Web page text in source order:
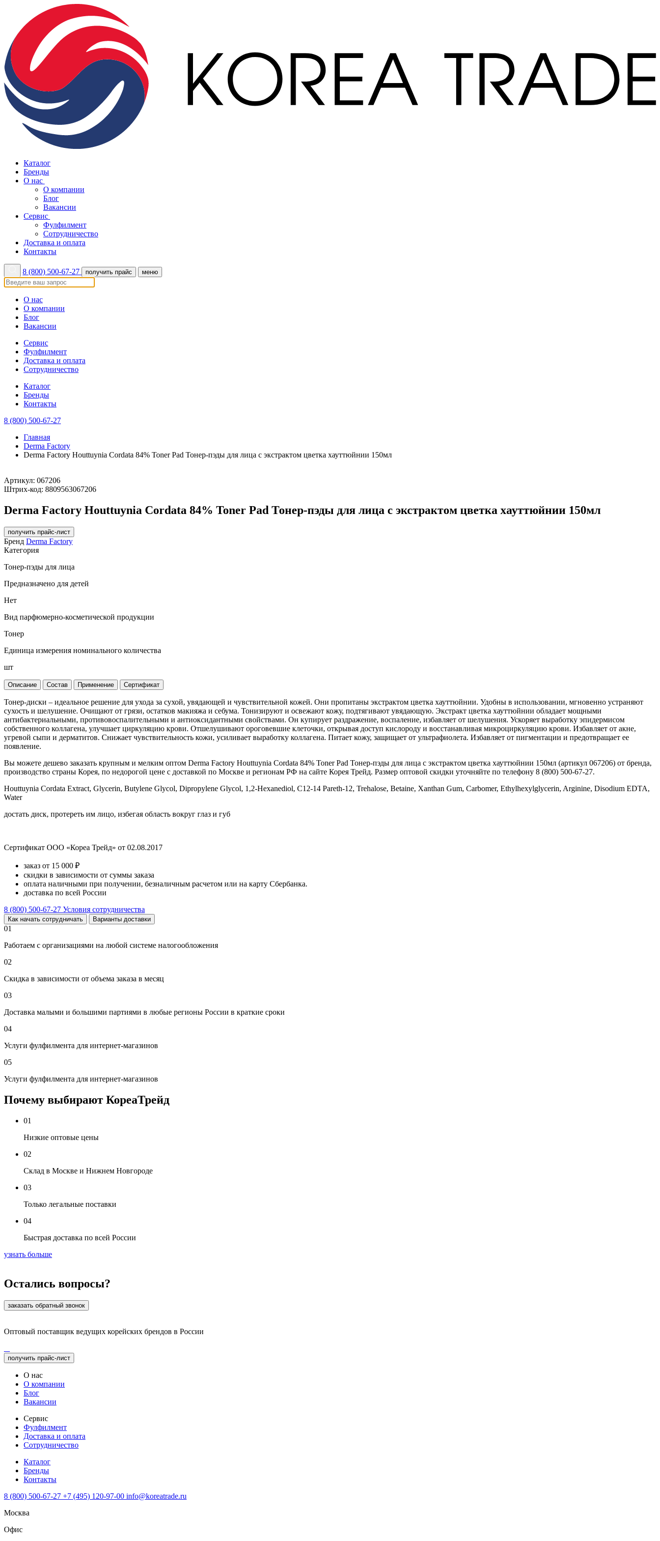
Каталог
Бренды
О нас
О компании
Блог
Вакансии
Сервис
Фулфилмент
Сотрудничество
Доставка и оплата
Контакты
8 (800) 500-67-27 получить прайс меню
О нас
О компании
Блог
Вакансии
Сервис
Фулфилмент
Доставка и оплата
Сотрудничество
Каталог
Бренды
Контакты
8 (800) 500-67-27
Главная
Derma Factory
Derma Factory Houttuynia Cordata 84% Toner Pad Тонер-пэды для лица с экстрактом цветка хауттюйнии 150мл
Артикул: 067206
Штрих-код: 8809563067206
Derma Factory Houttuynia Cordata 84% Toner Pad Тонер-пэды для лица с экстрактом цветка хауттюйнии 150мл
получить прайс-лист
Бренд Derma Factory
Категория
Тонер-пэды для лица
Предназначено для детей
Нет
Вид парфюмерно-косметической продукции
Тонер
Единица измерения номинального количества
шт
Описание Состав Применение Сертификат
Тонер-диски – идеальное решение для ухода за сухой, увядающей и чувствительной кожей. Они пропитаны экстрактом цветка хауттюйнии. Удобны в использовании, мгновенно устраняют
сухость и шелушение. Очищают от грязи, остатков макияжа и себума. Тонизируют и освежают кожу, подтягивают увядающую. Экстракт цветка хауттюйнии обладает мощными
антибактериальными, противовоспалительными и антиоксидантными свойствами. Он купирует раздражение, воспаление, избавляет от шелушения. Ускоряет выработку эпидермисом
собственного коллагена, улучшает циркуляцию крови. Отшелушивают ороговевшие клеточки, открывая доступ кислороду и восстанавливая микроциркуляцию крови. Избавляет от акне,
угревой сыпи и дерматитов. Снижает чувствительность кожи, усиливает выработку коллагена. Питает кожу, защищает от ультрафиолета. Избавляет от пигментации и предотвращает ее
появление.
Вы можете дешево заказать крупным и мелким оптом Derma Factory Houttuynia Cordata 84% Toner Pad Тонер-пэды для лица с экстрактом цветка хауттюйнии 150мл (артикул 067206) от бренда,
производство страны Корея, по недорогой цене с доставкой по Москве и регионам РФ на сайте Корея Трейд. Размер оптовой скидки уточняйте по телефону 8 (800) 500-67-27.
Houttuynia Cordata Extract, Glycerin, Butylene Glycol, Dipropylene Glycol, 1,2-Hexanediol, C12-14 Pareth-12, Trehalose, Betaine, Xanthan Gum, Carbomer, Ethylhexylglycerin, Arginine, Disodium EDTA,
Water
достать диск, протереть им лицо, избегая область вокруг глаз и губ
Сертификат ООО «Кореа Трейд» от 02.08.2017
заказ от 15 000 ₽
скидки в зависимости от суммы заказа
оплата наличными при получении, безналичным расчетом или на карту Сбербанка.
доставка по всей России
8 (800) 500-67-27 Условия сотрудничества
Как начать сотрудничать Варианты доставки
01
Работаем с организациями на любой системе налогообложения
02
Скидка в зависимости от объема заказа в месяц
03
Доставка малыми и большими партиями в любые регионы России в краткие сроки
04
Услуги фулфилмента для интернет-магазинов
05
Услуги фулфилмента для интернет-магазинов
Почему выбирают КореаТрейд
01
Низкие оптовые цены
02
Склад в Москве и Нижнем Новгороде
03
Только легальные поставки
04
Быстрая доставка по всей России
узнать больше
Остались вопросы?
заказать обратный звонок
Оптовый поставщик ведущих корейских брендов в России
получить прайс-лист
О нас
О компании
Блог
Вакансии
Сервис
Фулфилмент
Доставка и оплата
Сотрудничество
Каталог
Бренды
Контакты
8 (800) 500-67-27 +7 (495) 120-97-00 info@koreatrade.ru
Москва
Офис